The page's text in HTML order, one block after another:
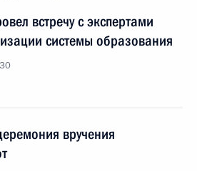
встречу с экспертами
системы образования
вручения